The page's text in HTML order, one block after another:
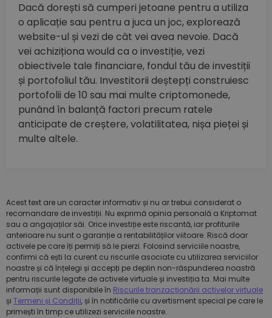
Dacă dorești să cumperi jetoane pentru a utiliza
o aplicație sau pentru a juca un joc, explorează
website-ul și vezi de cât vei avea nevoie. Dacă
vei achiziționa would ca o investiție, vezi
obiectivele tale financiare, fondul tău de investiții
și portofoliul tău. Investitorii deștepți construiesc
portofolii de 10 sau mai multe criptomonede,
punând în balanță factori precum ratele
anticipate de creștere, volatilitatea, nișa pieței și
multe altele.
Acest text are un caracter informativ și nu ar trebui considerat o
recomandare de investiții. Nu exprimă opinia personală a Kriptomat
sau a angajaților săi. Orice investiție este riscantă, iar profiturile
anterioare nu sunt o garanție a rentabilităților viitoare. Riscă doar
activele pe care îți permiți să le pierzi. Folosind serviciile noastre,
confirmi că ești la curent cu riscurile asociate cu utilizarea serviciilor
noastre și că înțelegi și accepți pe deplin non-răspunderea noastră
pentru riscurile legate de activele virtuale și investiția ta. Mai multe
informații sunt disponibile în Riscurile tranzacționării activelor virtuale
și Termeni și Condiții, și în notificările cu avertisment special pe care le
primești în timp ce utilizezi serviciile noastre.